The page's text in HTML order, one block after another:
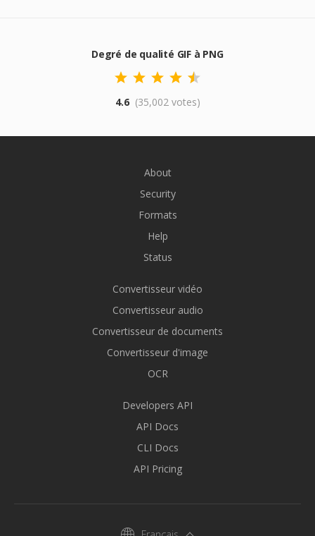
Degré de qualité GIF à PNG
4.6 (35,002 votes)
About
Security
Formats
Help
Status
Convertisseur vidéo
Convertisseur audio
Convertisseur de documents
Convertisseur d'image
OCR
Developers API
API Docs
CLI Docs
API Pricing